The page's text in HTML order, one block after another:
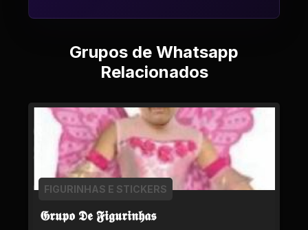
Grupos de Whatsapp
Relacionados
𝕲𝖗𝖚𝖕𝖔 𝕯𝖊 𝕱𝖎𝖌𝖚𝖗𝖎𝖓𝖍𝖆𝖘
FIGURINHAS E STICKERS